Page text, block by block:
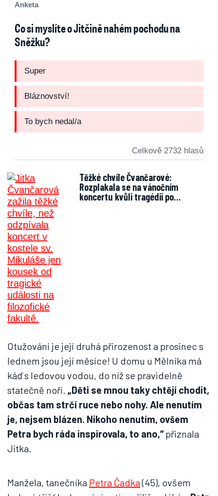
Anketa
Co si myslíte o Jitčině nahém pochodu na
Sněžku?
Super
Bláznovství!
To bych nedal/a
Celkově 2732 hlasů
Těžké chvíle Čvančarové:
Rozplakala se na vánočním
koncertu kvůli tragédii po…
Otužování je její druhá přirozenost a prosinec s
lednem jsou její měsíce! U domu u Mělníka má
káď s ledovou vodou, do níž se pravidelně
statečně noří. „Děti se mnou taky chtějí chodit,
občas tam strčí ruce nebo nohy. Ale nenutím
je, nejsem blázen. Nikoho nenutím, ovšem
Petra bych ráda inspirovala, to ano,“přiznala
Jitka.
Manžela, tanečníka Petra Čadka(45), ovšem